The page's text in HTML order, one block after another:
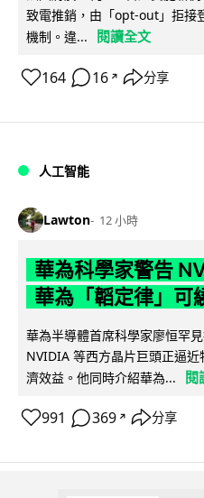
致電推銷，由「opt-out」拒接
機制。違...
閱讀全文
164 16 ↗ 分享
人工智能
Lawton 12 小時
華為科學家警告
華為「韜定律」可
華為半導體首席科學家廖恒罕
NVIDIA 等西方晶片巨頭正逼
濟效益。他同時介紹華為...
閱
991 369 ↗ 分享